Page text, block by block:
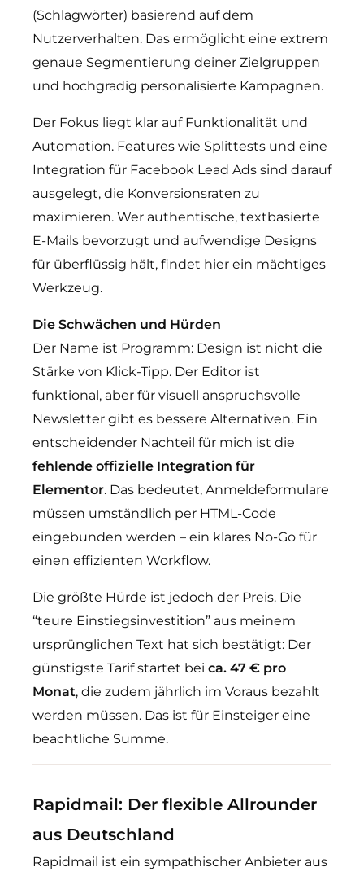
(Schlagwörter) basierend auf dem
Nutzerverhalten. Das ermöglicht eine extrem
genaue Segmentierung deiner Zielgruppen
und hochgradig personalisierte Kampagnen.
Der Fokus liegt klar auf Funktionalität und
Automation. Features wie Splittests und eine
Integration für Facebook Lead Ads sind darauf
ausgelegt, die Konversionsraten zu
maximieren. Wer authentische, textbasierte
E-Mails bevorzugt und aufwendige Designs
für überflüssig hält, findet hier ein mächtiges
Werkzeug.
Die Schwächen und Hürden
Der Name ist Programm: Design ist nicht die
Stärke von Klick-Tipp. Der Editor ist
funktional, aber für visuell anspruchsvolle
Newsletter gibt es bessere Alternativen. Ein
entscheidender Nachteil für mich ist die
fehlende offizielle Integration für
Elementor. Das bedeutet, Anmeldeformulare
müssen umständlich per HTML-Code
eingebunden werden – ein klares No-Go für
einen effizienten Workflow.
Die größte Hürde ist jedoch der Preis. Die
“teure Einstiegsinvestition” aus meinem
ursprünglichen Text hat sich bestätigt: Der
günstigste Tarif startet bei ca. 47 € pro
Monat, die zudem jährlich im Voraus bezahlt
werden müssen. Das ist für Einsteiger eine
beachtliche Summe.
Rapidmail: Der flexible Allrounder
aus Deutschland
Rapidmail ist ein sympathischer Anbieter aus